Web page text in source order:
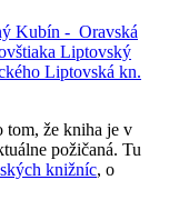
Kubín - Oravská
Liptovský
Liptovská kn.
tom, že kniha je v
požičaná. Tu
knižníc, o